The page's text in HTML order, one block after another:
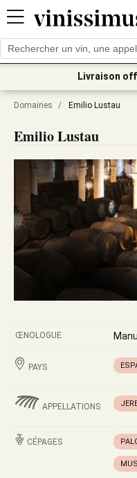
Livraison
Domaines / Emilio Lustau
Emilio Lustau
ŒNOLOGUE
PAYS
APPELLATIONS
CÉPAGES